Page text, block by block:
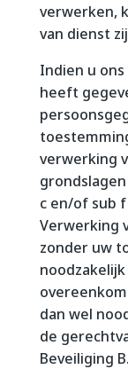
verwerken,
van dienst
Indien u
heeft
verwerking
c en/of sub f
Verwerking
zonder uw
dan wel
de
Beveiliging